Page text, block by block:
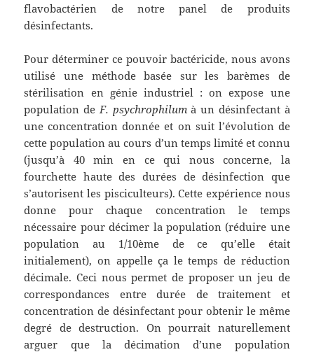
flavobactérien de notre panel de produits
désinfectants.
Pour déterminer ce pouvoir bactéricide, nous avons
utilisé une méthode basée sur les barèmes de
stérilisation en génie industriel : on expose une
population de F. psychrophilumà un désinfectant à
une concentration donnée et on suit l’évolution de
cette population au cours d’un temps limité et connu
(jusqu’à 40 min en ce qui nous concerne, la
fourchette haute des durées de désinfection que
s’autorisent les pisciculteurs). Cette expérience nous
donne pour chaque concentration le temps
nécessaire pour décimer la population (réduire une
population au 1/10ème de ce qu’elle était
initialement), on appelle ça le temps de réduction
décimale. Ceci nous permet de proposer un jeu de
correspondances entre durée de traitement et
concentration de désinfectant pour obtenir le même
degré de destruction. On pourrait naturellement
arguer que la décimation d’une population